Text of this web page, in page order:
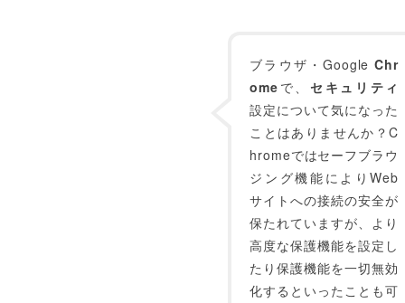
ブラウザ・GoogleChr
ome で、 セキュリティ
設定について気になった
ことはありませんか？C
hromeではセーフブラウ
ジング機能によりWeb
サイトへの接続の安全が
保たれていますが、より
高度な保護機能を設定し
たり保護機能を一切無効
化するといったことも可